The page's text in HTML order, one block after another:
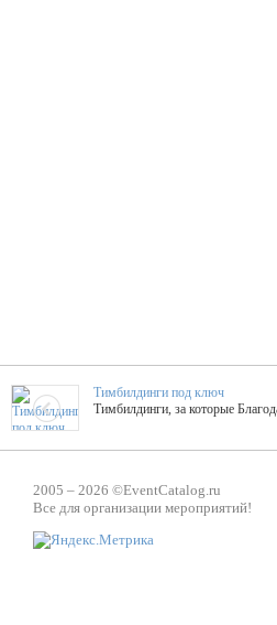
Тимбилдинги под ключ
Тимбилдинги, за которые
ТОПовые мастер-классы на
2005 – 2026 ©EventCatalog.ru
Все для организации мероприятий!